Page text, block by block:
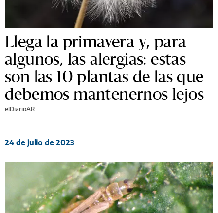
Llega la primavera y, para
algunos, las alergias: estas
son las 10 plantas de las que
debemos mantenernos lejos
elDiarioAR
24 de julio de 2023